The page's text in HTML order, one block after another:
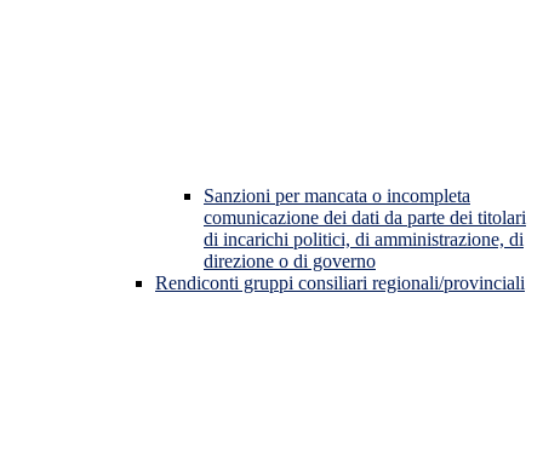
Sanzioni per mancata o incompleta
comunicazione dei dati da parte dei titolari
di incarichi politici, di amministrazione, di
direzione o di governo
Rendiconti gruppi consiliari regionali/provinciali